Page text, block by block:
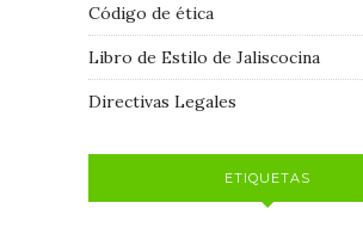
Código de ética
Libro de Estilo de Jaliscocina
Directivas Legales
ETIQUETAS